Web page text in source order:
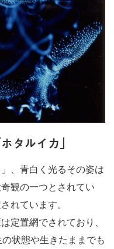
タルイカ」
、青白く光るその姿は
観の一つとされてい
れています。
定置網でされており、
状態や生きたままでも